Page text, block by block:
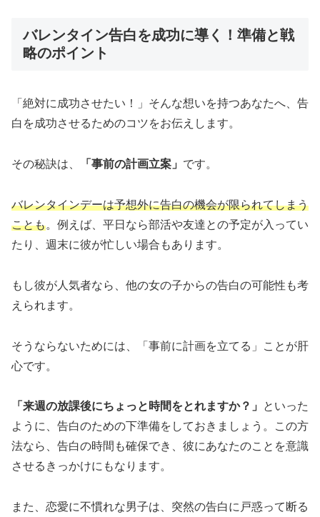
バレンタイン告白を成功に導く！準備と戦
略のポイント
「絶対に成功させたい！」そんな想いを持つあなたへ、告
白を成功させるためのコツをお伝えします。
その秘訣は、 「事前の計画立案」 です。
バレンタインデーは予想外に告白の機会が限られてしまう
ことも。例えば、平日なら部活や友達との予定が入ってい
たり、週末に彼が忙しい場合もあります。
もし彼が人気者なら、他の女の子からの告白の可能性も考
えられます。
そうならないためには、「事前に計画を立てる」ことが肝
心です。
「来週の放課後にちょっと時間をとれますか？」
といった
ように、告白のための下準備をしておきましょう。この方
法なら、告白の時間も確保でき、彼にあなたのことを意識
させるきっかけにもなります。
また、恋愛に不慣れな男子は、突然の告白に戸惑って断る